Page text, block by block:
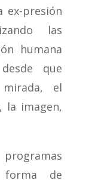
ex-presión
las
humana
que
el
la imagen,
de